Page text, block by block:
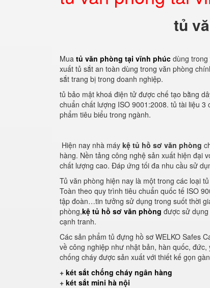
tủ
Mua tủ văn phòng tại vĩnh phúc dùng
xuất tủ sắt an toàn dùng trong văn phòng
sắt trang bị trong doanh nghiệp.
tủ bảo mật khoá điện tử được chế tạo bằng
chuẩn chất lượng ISO 9001:2008. tủ tài liệu
phẩm tiêu biểu trong ngành.
Hiện nay nhà máy kệ tủ hồ sơ văn phòng
hàng. Nền tảng công nghệ sản xuất hiện đại
chất lượng cao. Đáp ứng tối đa nhu cầu sử
Tủ văn phòng hiện nay là một trong các loại
Toàn theo quy trình tiêu chuẩn quốc tế ISO
tập đoàn…tin tưởng sử dụng trong suốt thời
phòng,kệ tủ hồ sơ văn phòng được sử
cạnh tranh.
Các sản phẩm tủ đựng hồ sơ WELKO Safes
về công nghiệp như nhật bản, hàn quốc,
chống cháy được sản xuất với thiết kế gọn
+ két sắt chống cháy ngân hàng
+ két sắt mini hà nội